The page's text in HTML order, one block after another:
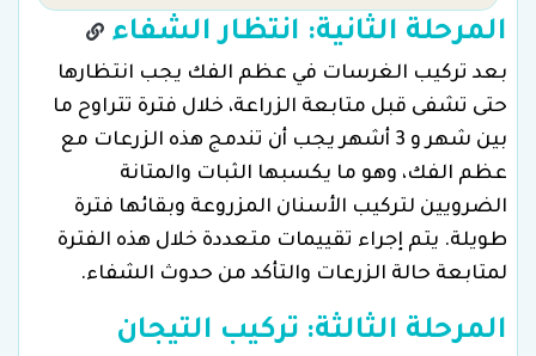
المرحلة الثانية: انتظار الشفاء
بعد تركيب الغرسات في عظم الفك يجب انتظارها
حتى تشفى قبل متابعة الزراعة، خلال فترة تتراوح ما
بين شهر و 3 أشهر يجب أن تندمج هذه الزرعات مع
عظم الفك، وهو ما يكسبها الثبات والمتانة
الضرويين لتركيب الأسنان المزروعة وبقائها فترة
طويلة. يتم إجراء تقييمات متعددة خلال هذه الفترة
لمتابعة حالة الزرعات والتأكد من حدوث الشفاء.
المرحلة الثالثة: تركيب التيجان